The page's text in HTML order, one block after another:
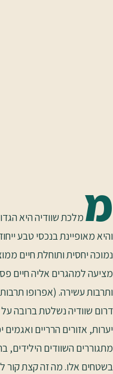
ממלכת שוודיה היא
והיא מאופיינת בנכסי טבע
נמוכה יחסית ותוחלת חיים
מציעה למהגרים אליה חיים
ותרבות עשירה. (אפרופו
דרום שוודיה נשלטת ברובה על
יערות, אזורים הרריים ואגמים
בשטחים אלו. מה זה קצת קור